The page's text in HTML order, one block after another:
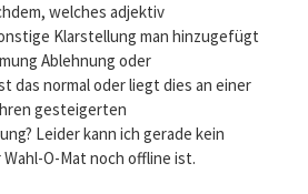
welches adjektiv
Klarstellung man hinzugefügt
Ablehnung oder
das normal oder liegt dies an einer
gesteigerten
Leider kann ich gerade kein
O-Mat noch offline ist.